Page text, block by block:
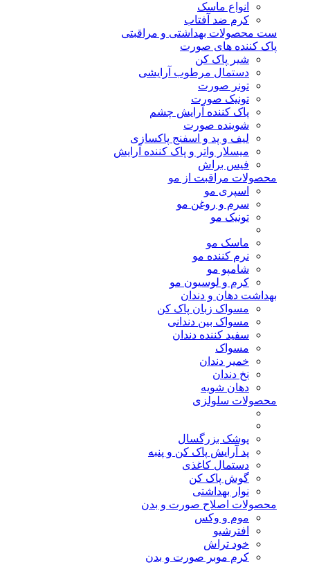
انواع ماسک
کرم ضد آفتاب
ست محصولات بهداشتی و مراقبتی
پاک کننده های صورت
شیر پاک کن
دستمال مرطوب آرایشی
تونر صورت
تونیک صورت
پاک کننده آرایش چشم
شوینده صورت
لیف و پد و اسفنج پاکسازی
میسلار واتر و پاک کننده آرایش
فیس براش
محصولات مراقبت از مو
اسپری مو
سرم و روغن مو
تونیک مو
ماسک مو
نرم کننده مو
شامپو مو
کرم و لوسیون مو
بهداشت دهان و دندان
مسواک زبان پاک کن
مسواک بین دندانی
سفید کننده دندان
مسواک
خمیر دندان
نخ دندان
دهان شویه
محصولات سلولزی
پوشک بزرگسال
پد آرایش پاک کن و پنبه
دستمال کاغذی
گوش پاک کن
نوار بهداشتی
محصولات اصلاح صورت و بدن
موم و وکس
افترشیو
خود تراش
کرم موبر صورت و بدن